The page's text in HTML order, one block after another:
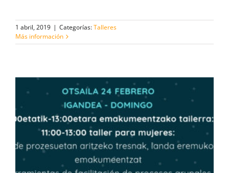
1 abril, 2019 | Categorías:Talleres
Más información